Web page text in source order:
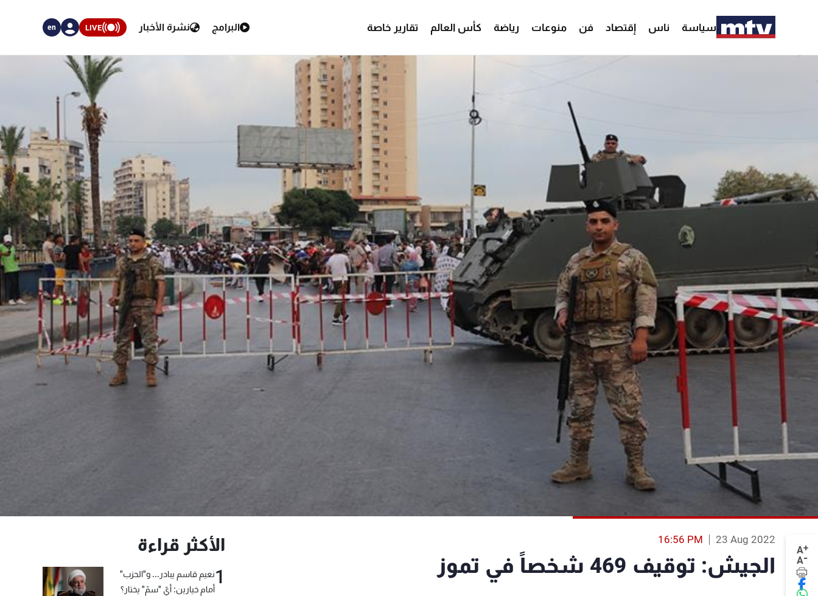
سياسة ناس إقتصاد فن منوعات رياضة كأس العالم تقارير خاصة البرامج نشرة الأخبار LIVE
en
A+
A-
23 Aug 2022
16:56 PM
الجيش: توقيف 469 شخصاً في تموز
الأكثر قراءة
1نعيم قاسم يبادر... و"الحزب"
أمام خيارين: أيّ "سمّ" يختار؟